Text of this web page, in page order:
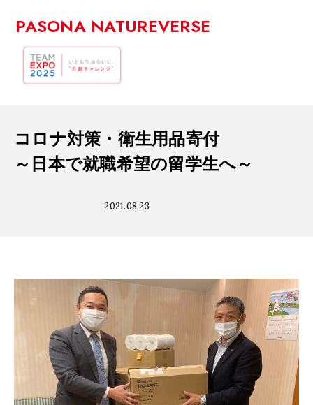
PASONA NATUREVERSE
2021.08.23
コロナ対策・衛生用品寄付
～日本で就職希望の留学生へ～